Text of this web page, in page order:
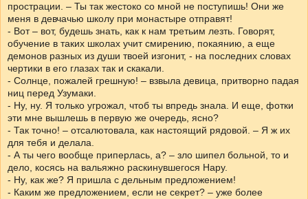
прострации. – Ты так жестоко со мной не поступишь! Они же
меня в девчачью школу при монастыре отправят!
- Вот – вот, будешь знать, как к нам третьим лезть. Говорят,
обучение в таких школах учит смирению, покаянию, а еще
демонов разных из души твоей изгонит, - на последних словах
чертики в его глазах так и скакали.
- Солнце, пожалей грешную! – взвыла девица, притворно падая
ниц перед Узумаки.
- Ну, ну. Я только угрожал, чтоб ты впредь знала. И еще, фотки
эти мне вышлешь в первую же очередь, ясно?
- Так точно! – отсалютовала, как настоящий рядовой. – Я ж их
для тебя и делала.
- А ты чего вообще приперлась, а? – зло шипел больной, то и
дело, косясь на вальяжно раскинувшегося Нару.
- Ну, как же? Я пришла с дельным предложением!
- Каким же предложением, если не секрет? – уже более